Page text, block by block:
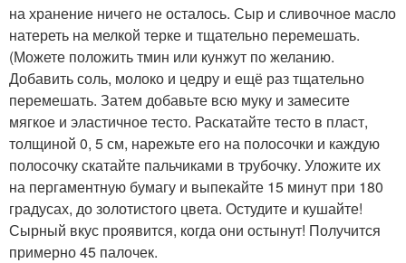
на хранение ничего не осталось. Сыр и сливочное масло
натереть на мелкой терке и тщательно перемешать.
(Можете положить тмин или кунжут по желанию.
Добавить соль, молоко и цедру и ещё раз тщательно
перемешать. Затем добавьте всю муку и замесите
мягкое и эластичное тесто. Раскатайте тесто в пласт,
толщиной 0, 5 см, нарежьте его на полосочки и каждую
полосочку скатайте пальчиками в трубочку. Уложите их
на пергаментную бумагу и выпекайте 15 минут при 180
градусах, до золотистого цвета. Остудите и кушайте!
Сырный вкус проявится, когда они остынут! Получится
примерно 45 палочек.